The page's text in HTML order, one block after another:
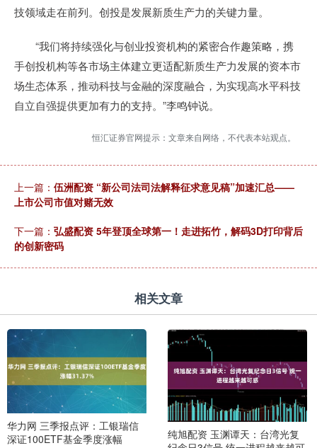
技领域走在前列。创投是发展新质生产力的关键力量。
“我们将持续强化与创业投资机构的紧密合作趣策略，携
手创投机构等各市场主体建立更适配新质生产力发展的资本市
场生态体系，推动科技与金融的深度融合，为实现高水平科技
自立自强提供更加有力的支持。”李鸣钟说。
恒汇证券官网提示：文章来自网络，不代表本站观点。
上一篇： 伍洲配资 “新公司法司法解释征求意见稿”加速汇总——
上市公司市值对赌无效
下一篇： 弘盛配资 5年登顶全球第一！走进拓竹，解码3D打印背后
的创新密码
相关文章
华力网 三季报点评：工银瑞信
深证100ETF基金季度涨幅
纯旭配资 玉渊谭天：台湾光复